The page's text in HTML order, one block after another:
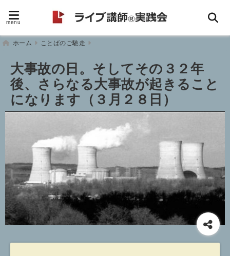
menu
ホーム ことばのご馳走
大事故の日。そしてその３２年
後、さらなる大事故が起きること
になります（３月２８日）